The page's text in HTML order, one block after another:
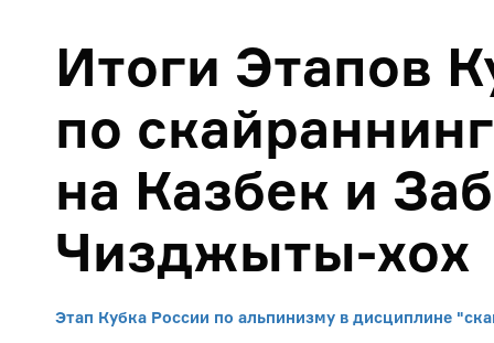
Итоги Этапов
по
на Казбек и
Чизджыты-хох
Этап Кубка России по альпинизму в дисциплине